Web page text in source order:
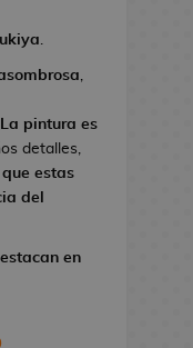
.
,
La pintura es
detalles,
que estas
del
en